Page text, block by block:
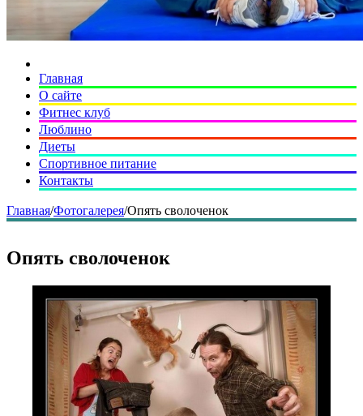
Главная
О сайте
Фитнес клуб
Люблино
Диеты
Спортивное питание
Контакты
Главная/Фотогалерея/Опять сволоченок
Опять сволоченок